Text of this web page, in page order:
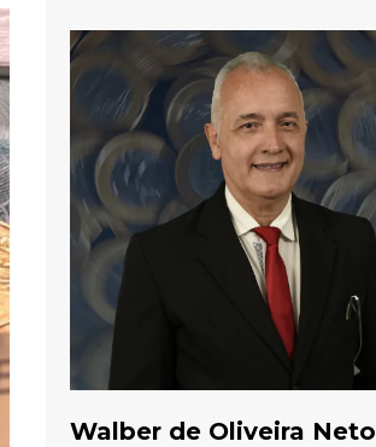
Walber de Oliveira Neto